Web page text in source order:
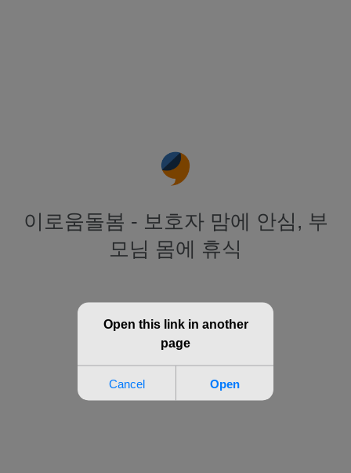
이로움돌봄 - 보호자 맘에 안심, 부
모님 몸에 휴식